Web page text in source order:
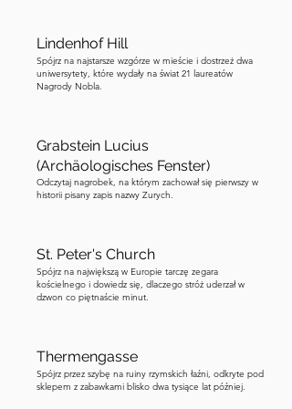
still preserved in the crypt below. Now
follow the map that will lead you to
those twin towers. And don’t forget to
Lindenhof Hill
Spójrz na najstarsze wzgórze w mieście i dostrzeż dwa
uniwersytety, które wydały na świat 21 laureatów
Nagrody Nobla.
Grabstein Lucius
(Archäologisches Fenster)
Odczytaj nagrobek, na którym zachował się pierwszy w
historii pisany zapis nazwy Zurych.
St. Peter's Church
Spójrz na największą w Europie tarczę zegara
kościelnego i dowiedz się, dlaczego stróż uderzał w
dzwon co piętnaście minut.
Thermengasse
Spójrz przez szybę na ruiny rzymskich łaźni, odkryte pod
sklepem z zabawkami blisko dwa tysiące lat później.